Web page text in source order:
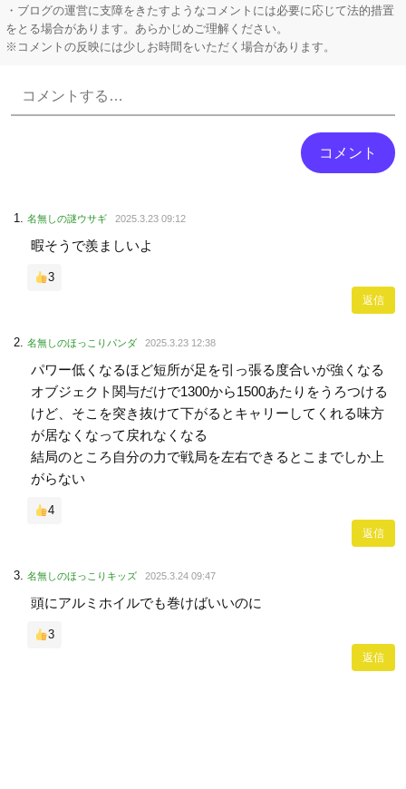
・ブログの運営に支障をきたすようなコメントには必要に応じて法的措置
をとる場合があります。あらかじめご理解ください。
※コメントの反映には少しお時間をいただく場合があります。
名無しの謎ウサギ 2025.3.23 09:12
暇そうで羨ましいよ
3
返信
名無しのほっこりパンダ 2025.3.23 12:38
パワー低くなるほど短所が足を引っ張る度合いが強くなる
オブジェクト関与だけで1300から1500あたりをうろつける
けど、そこを突き抜けて下がるとキャリーしてくれる味方
が居なくなって戻れなくなる
結局のところ自分の力で戦局を左右できるとこまでしか上
がらない
4
返信
名無しのほっこりキッズ 2025.3.24 09:47
頭にアルミホイルでも巻けばいいのに
3
返信